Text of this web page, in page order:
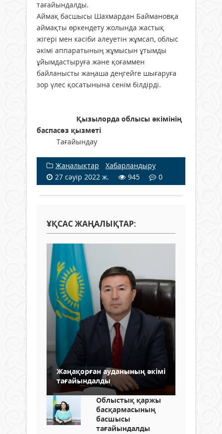
тағайындалды.
Аймақ басшысы Шахмардан Баймановқа
аймақты өркендету жолында жастық
жігері мен кәсіби әлеуетін жұмсап, облыс
әкімі аппаратының жұмысын ұтымды
ұйымдастыруға және қоғаммен
байланысты жаңаша деңгейге шығаруға
зор үлес қосатынына сенім білдірді.
Қызылорда облысы әкімінің
баспасөз қызметі
Тағайындау
Жаңалықтар / Хабарландыру
27 сәуір 2022 ж.
945 0
ҰҚСАС ЖАҢАЛЫҚТАР:
Жаңақорған ауданының әкімі
тағайындалды
Облыстық қаржы
басқармасының
басшысы
тағайындалды